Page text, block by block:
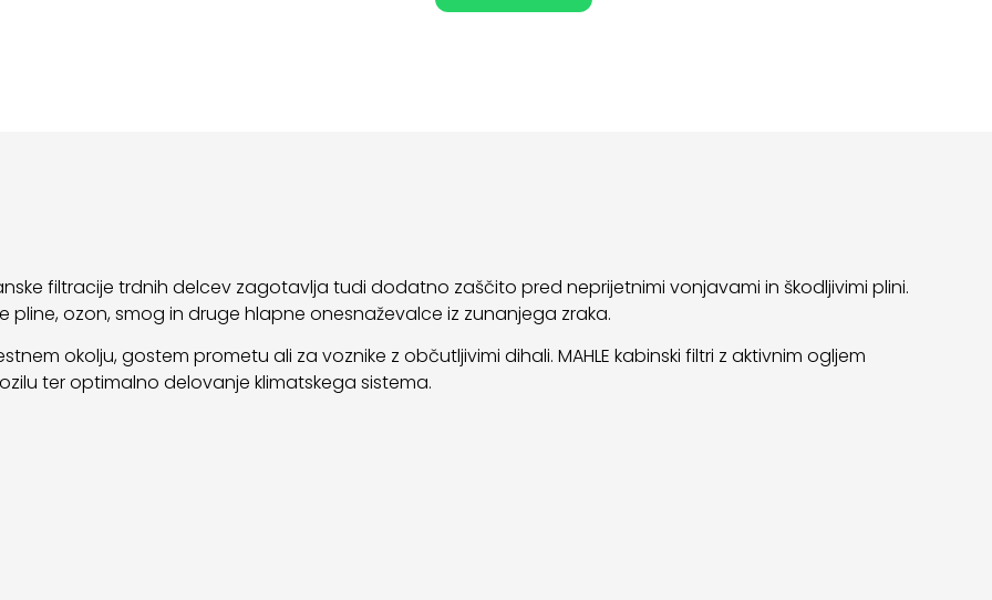
filtracije trdnih delcev zagotavlja tudi dodatno zaščito pred neprijetnimi vonjavami in škodljivimi plini.
ozon, smog in druge hlapne onesnaževalce iz zunanjega zraka.
okolju, gostem prometu ali za voznike z občutljivimi dihali. MAHLE kabinski filtri z aktivnim ogljem
ter optimalno delovanje klimatskega sistema.